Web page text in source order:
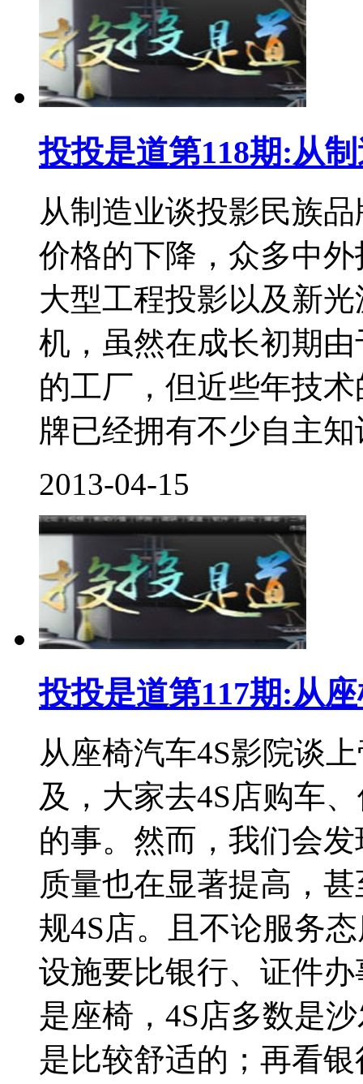
投投是道第118期:从
从制造业谈投影民族
价格的下降，众多中
大型工程投影以及新
机，虽然在成长初期
的工厂，但近些年技
牌已经拥有不少自主
2013-04-15
投投是道第117期:从
从座椅汽车4S影院谈
及，大家去4S店购车
的事。然而，我们会
质量也在显著提高，
规4S店。且不论服务
设施要比银行、证件
是座椅，4S店多数是
是比较舒适的；再看